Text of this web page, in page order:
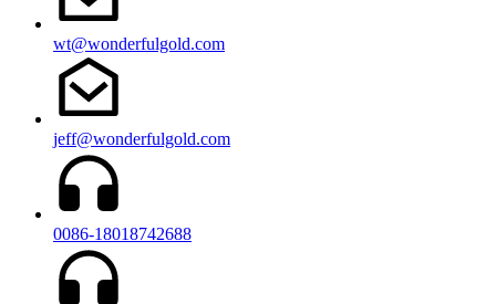
wt@wonderfulgold.com
jeff@wonderfulgold.com
0086-18018742688